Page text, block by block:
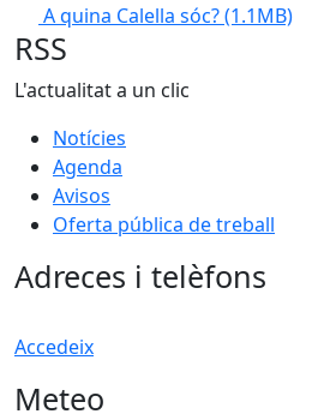
A quina Calella sóc?(1.1MB)
RSS
L'actualitat a un clic
Notícies
Agenda
Avisos
Oferta pública de treball
Adreces i telèfons
Accedeix
Meteo